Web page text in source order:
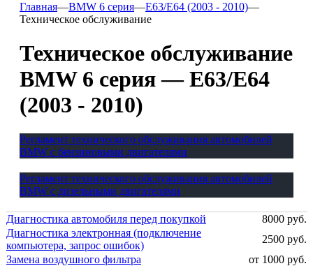
Главная—BMW 6 серия—E63/E64 (2003 - 2010)—
Техническое обслуживание
Техническое обслуживание
BMW 6 серия — E63/E64
(2003 - 2010)
Регламент технического обслуживания автомобилей
BMW с бензиновыми двигателями
Регламент технического обслуживания автомобилей
BMW с дизельными двигателями
Диагностика автомобиля перед покупкой
8000 руб.
Диагностика электронная (подключение
компьютера, запрос ошибок)
2500 руб.
Замена воздушного фильтра
от 1000 руб.